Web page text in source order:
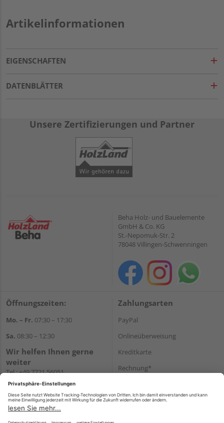
Artikelinformationen
EIGENSCHAFTEN
DATENBLÄTTER
Unsere Zertifizierungen und Partner
Beha Holz- und Bauelemente
GmbH & Co. KG
St.-Nepomuk-Str. 2
78048 Villingen-Schwenningen
Öffnungszeiten:
Mo. – Fr. 07:30 – 17:30
Sa. 08:30 – 12:30
Wir helfen Ihnen gerne
weiter
Tel.:+49 7721 56051
E-Mail:onlineshop@holzland-
WhatsApp
Zahlungsarten
PayPal
Onlineüberweisung
Kreditkarte
Rechnung*
Versand